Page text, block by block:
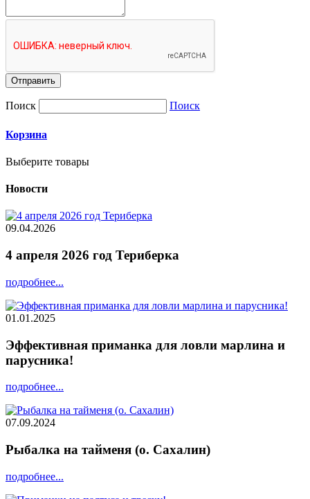
Отправить
Поиск Поиск
Корзина
Выберите товары
Новости
09.04.2026
4 апреля 2026 год Териберка
подробнее...
01.01.2025
Эффективная приманка для ловли марлина и
парусника!
подробнее...
07.09.2024
Рыбалка на тайменя (о. Сахалин)
подробнее...